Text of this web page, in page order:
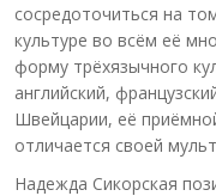
сосредоточиться на
культуре во всём её
форму трёхязычного
английский,
Швейцарии, её
отличается своей
Надежда Сикорская